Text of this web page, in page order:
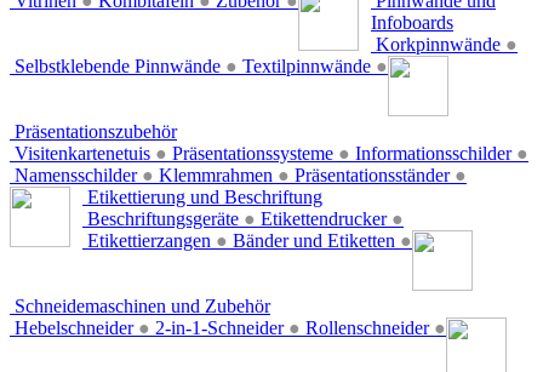
Infoboards
Korkpinnwände ●
Selbstklebende Pinnwände ● Textilpinnwände ●
Präsentationszubehör
Visitenkartenetuis ● Präsentationssysteme ● Informationsschilder ●
Namensschilder ● Klemmrahmen ● Präsentationsständer ●
Etikettierung und Beschriftung
Beschriftungsgeräte ● Etikettendrucker ●
Etikettierzangen ● Bänder und Etiketten ●
Schneidemaschinen und Zubehör
Hebelschneider ● 2-in-1-Schneider ● Rollenschneider ●